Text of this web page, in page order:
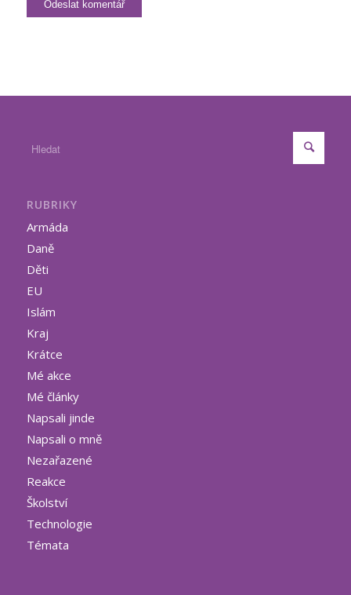
RUBRIKY
Armáda
Daně
Děti
EU
Islám
Kraj
Krátce
Mé akce
Mé články
Napsali jinde
Napsali o mně
Nezařazené
Reakce
Školství
Technologie
Témata